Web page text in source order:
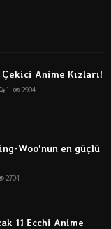
Anime Kızları!
1 2904
Woo'nun en güçlü
2704
11 Ecchi Anime